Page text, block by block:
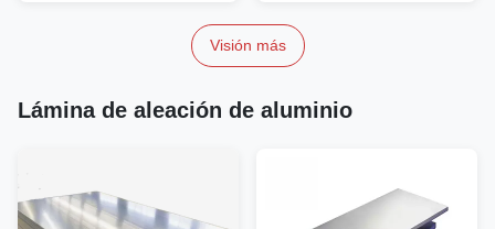
Visión más
Lámina de aleación de aluminio